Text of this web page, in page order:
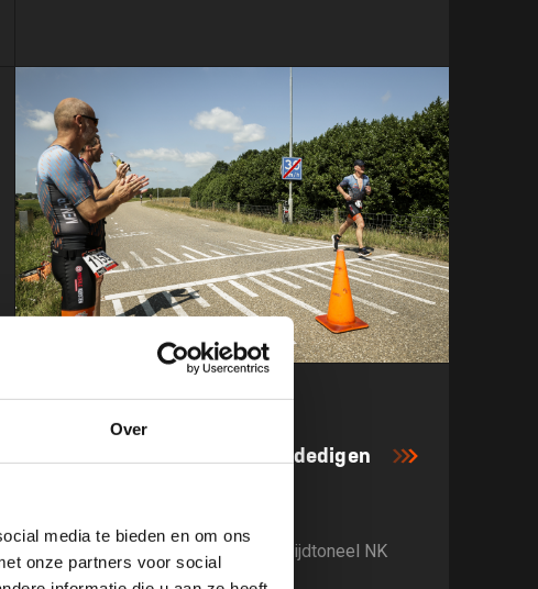
Over
media te bieden en om ons
onze partners voor social
14 MEI 2026
Kwaaitaal en Veltman verdedigen
Spijkenisse voor tweede jaar strijdtoneel NK
aquathlon